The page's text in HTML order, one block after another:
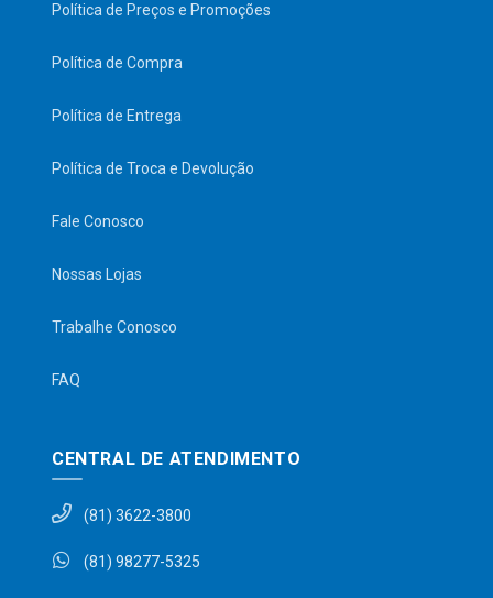
Política de Preços e Promoções
Política de Compra
Política de Entrega
Política de Troca e Devolução
Fale Conosco
Nossas Lojas
Trabalhe Conosco
FAQ
CENTRAL DE ATENDIMENTO
(81) 3622-3800
(81) 98277-5325